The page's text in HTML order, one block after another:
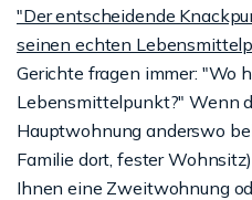
"Der entscheidende
seinen echten
Gerichte fragen immer: "Wo
Lebensmittelpunkt?" Wenn
Hauptwohnung anderswo
Familie dort, fester
Ihnen eine Zweitwohnung